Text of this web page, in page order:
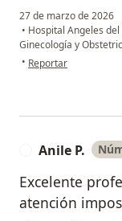
27 de marzo de 2026
• Hospital Angeles
Ginecología y
• en opinión del usuario
Reportar
Anile P.
Excelente
atención